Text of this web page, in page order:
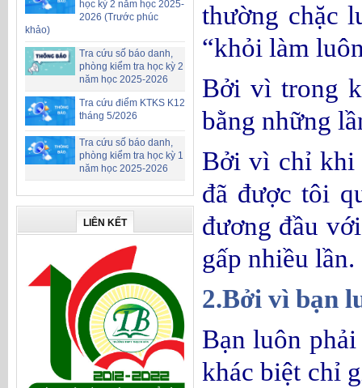
học kỳ 2 năm học 2025-
2026 (Trước phúc
khảo)
Tra cứu số báo danh,
phòng kiểm tra học kỳ 2
năm học 2025-2026
Tra cứu điểm KTKS K12
tháng 5/2026
Tra cứu số báo danh,
phòng kiểm tra học kỳ 1
năm học 2025-2026
LIÊN KẾT
thường chặc
“khỏi làm
Bởi vì trong
bằng những
Bởi vì chỉ khi
đã được tôi
đương đầu
gấp nhiều lần.
2.Bởi vì bạn
Bạn luôn
khác biệt chỉ